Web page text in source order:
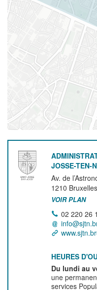
JOSSE-TEN-
Av. de
1210 Bruxelles
VOIR PLAN
02 220 26
HEURES
Du lundi au
une
services